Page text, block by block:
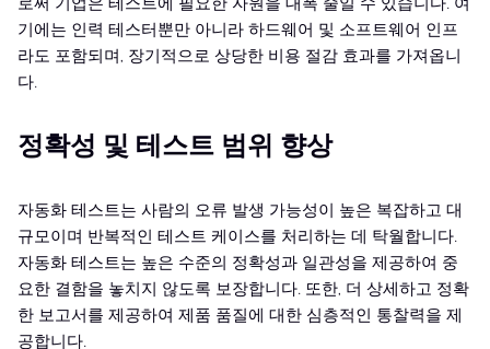
기에는 인력 테스터뿐만 아니라 하드웨어 및 소프트웨어 인프
라도 포함되며, 장기적으로 상당한 비용 절감 효과를 가져옵니
다.
정확성 및 테스트 범위 향상
자동화 테스트는 사람의 오류 발생 가능성이 높은 복잡하고 대
규모이며 반복적인 테스트 케이스를 처리하는 데 탁월합니다.
자동화 테스트는 높은 수준의 정확성과 일관성을 제공하여 중
요한 결함을 놓치지 않도록 보장합니다. 또한, 더 상세하고 정확
한 보고서를 제공하여 제품 품질에 대한 심층적인 통찰력을 제
공합니다.